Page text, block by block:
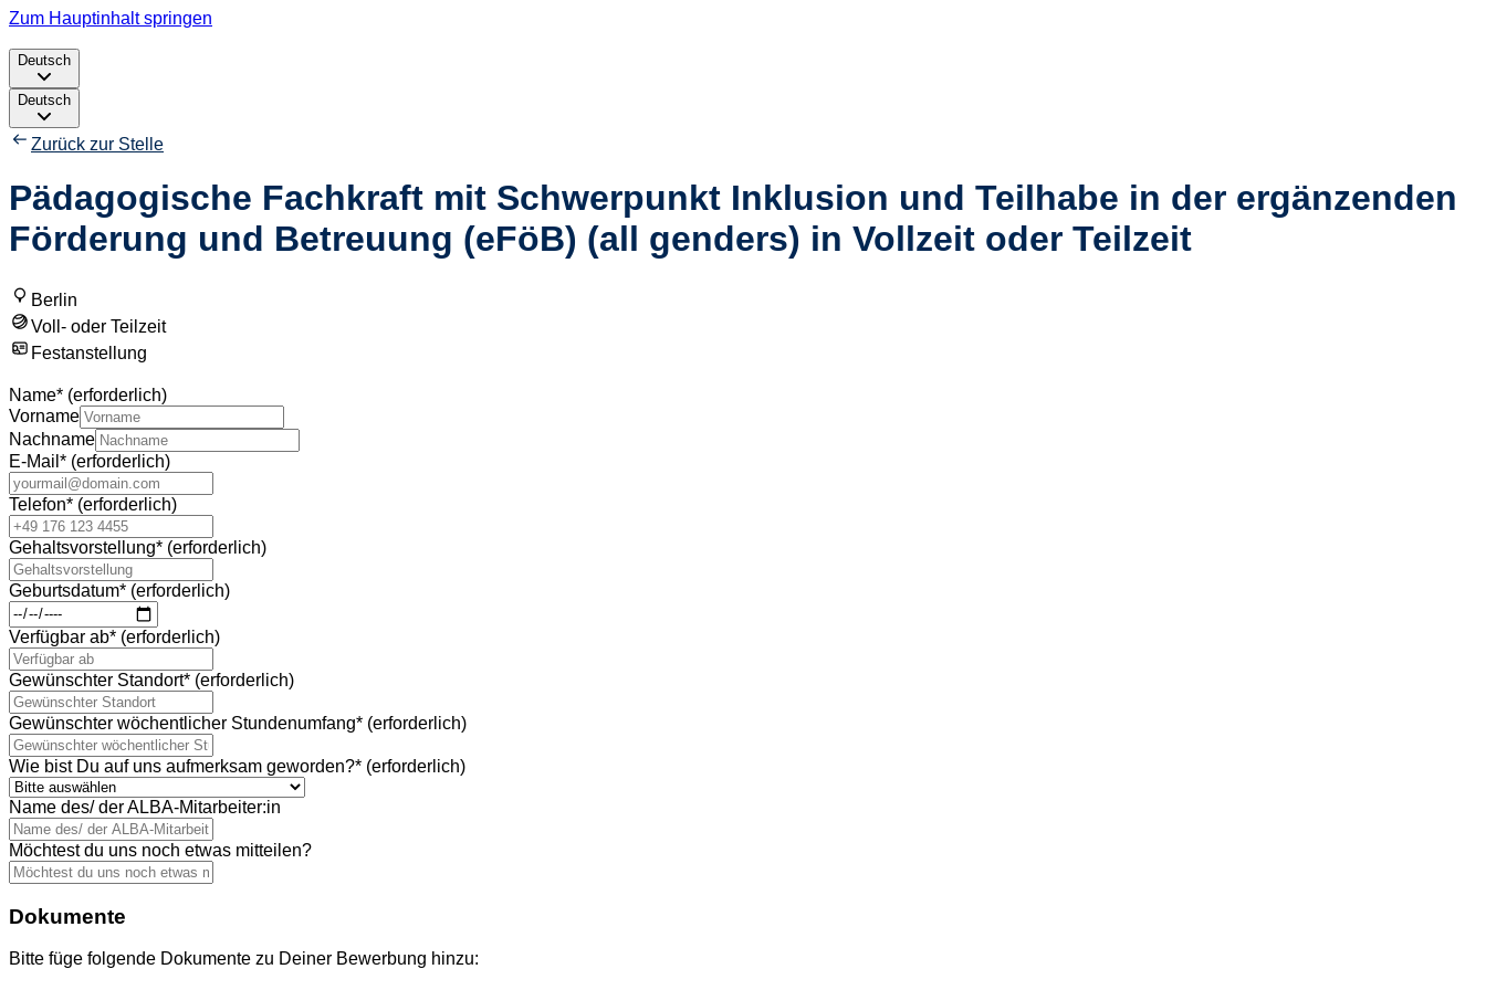
Zum Hauptinhalt springen
Deutsch
Deutsch
Zurück zur Stelle
Pädagogische Fachkraft mit Schwerpunkt Inklusion und Teilhabe in der ergänzenden
Förderung und Betreuung (eFöB) (all genders) in Vollzeit oder Teilzeit
Berlin
Voll- oder Teilzeit
Festanstellung
Name* (erforderlich)
Vorname
Nachname
E-Mail * (erforderlich)
Telefon* (erforderlich)
Gehaltsvorstellung* (erforderlich)
Geburtsdatum* (erforderlich)
Verfügbar ab* (erforderlich)
Gewünschter Standort* (erforderlich)
Gewünschter wöchentlicher Stundenumfang* (erforderlich)
Wie bist Du auf uns aufmerksam geworden?* (erforderlich)
Name des/ der ALBA-Mitarbeiter:in
Möchtest du uns noch etwas mitteilen?
Dokumente
Bitte füge folgende Dokumente zu Deiner Bewerbung hinzu: